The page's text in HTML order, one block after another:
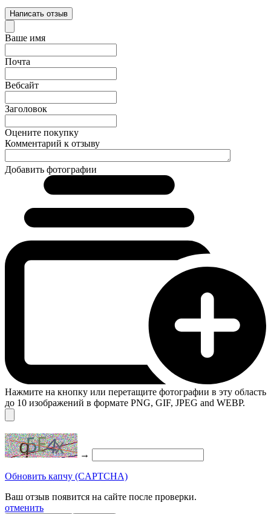
Написать отзыв
Ваше имя
Почта
Вебсайт
Заголовок
Оцените покупку
Комментарий к отзыву
Добавить фотографии
Нажмите на кнопку или перетащите фотографии в эту область
до 10 изображений в формате PNG, GIF, JPEG and WEBP.
→
Обновить капчу (CAPTCHA)
Ваш отзыв появится на сайте после проверки.
отменить